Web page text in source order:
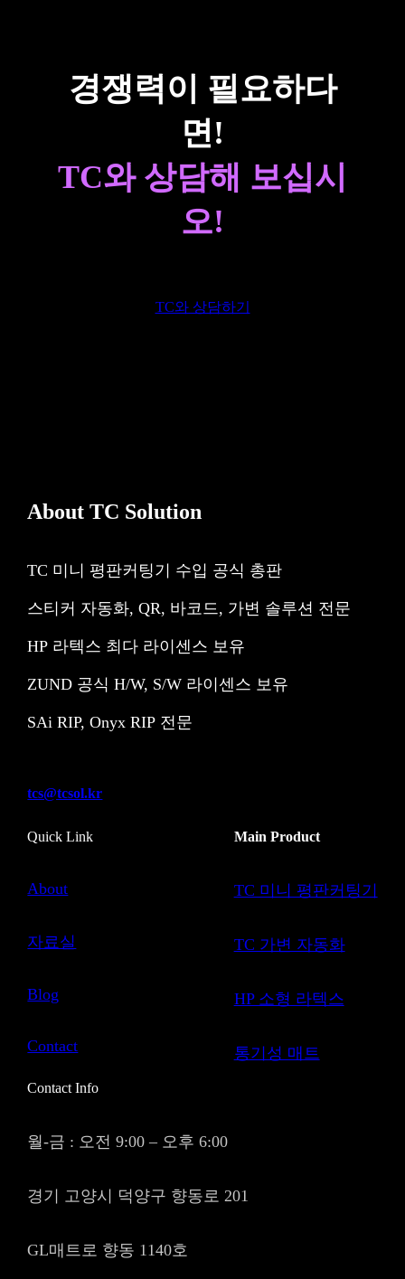
경쟁력이 필요하다
면!
TC와 상담해 보십시
오!
TC와 상담하기
About TC Solution
TC 미니 평판커팅기 수입 공식 총판
스티커 자동화, QR, 바코드, 가변 솔루션 전문
HP 라텍스 최다 라이센스 보유
ZUND 공식 H/W, S/W 라이센스 보유
SAi RIP, Onyx RIP 전문
tcs@tcsol.kr
Quick Link
About
자료실
Blog
Contact
Main Product
TC 미니 평판커팅기
TC 가변 자동화
HP 소형 라텍스
통기성 매트
Contact Info
월-금 : 오전 9:00 – 오후 6:00
경기 고양시 덕양구 향동로 201
GL매트로 향동 1140호